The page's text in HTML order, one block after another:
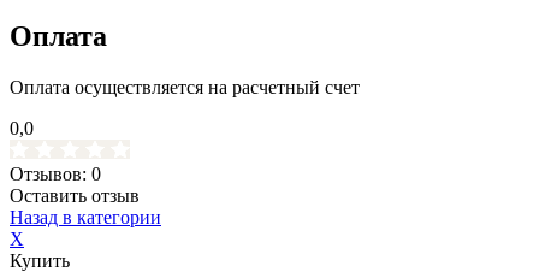
Оплата
Оплата осуществляется на расчетный счет
0,0
Отзывов: 0
Оставить отзыв
Назад в категории
X
Купить